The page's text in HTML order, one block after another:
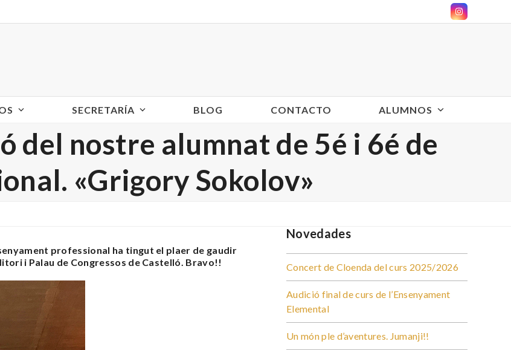
Instagram
SECRETARÍA BLOG CONTACTO ALUMNOS
del nostre alumnat de 5é i 6é de
«Grigory Sokolov»
professional ha tingut el plaer de gaudir
i Palau de Congressos de Castelló. Bravo!!
Novedades
Concert de Cloenda del curs 2025/2026
Audició final de curs de l’Ensenyament
Elemental
Un món ple d’aventures. Jumanji!!